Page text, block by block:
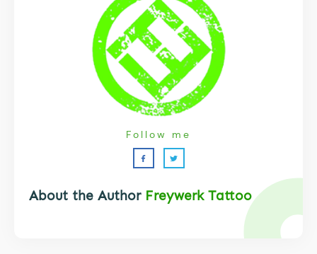
About the Author Freywerk Tattoo
Follow me